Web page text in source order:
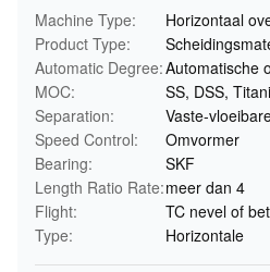
Machine Type:
Horizontaal
Product Type:
Automatic Degree:Automatische
MOC:
SS, DSS,
Separation:
Vaste-
Speed Control:
Omvormer
Bearing:
SKF
Length Ratio Rate:meer dan 4
Flight:
TC nevel of
Type:
Horizontale